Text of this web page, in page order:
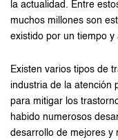
la actualidad. Entre
muchos millones son
existido por un tiempo
Existen varios tipos de
industria de la atención
para mitigar los
habido numerosos
desarrollo de mejores y